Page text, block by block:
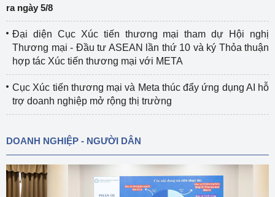
ra ngày 5/8
Đại diện Cục Xúc tiến thương mại tham dự Hội nghị
Thương mại - Đầu tư ASEAN lần thứ 10 và ký Thỏa thuận
hợp tác Xúc tiến thương mại với META
Cục Xúc tiến thương mại và Meta thúc đẩy ứng dụng AI hỗ
trợ doanh nghiệp mở rộng thị trường
DOANH NGHIỆP - NGƯỜI DÂN